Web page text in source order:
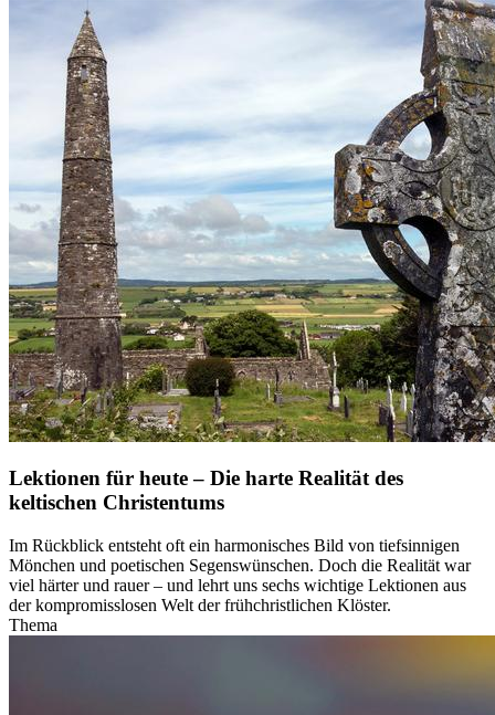
Lektionen für heute – Die harte Realität des
keltischen Christentums
Im Rückblick entsteht oft ein harmonisches Bild von tiefsinnigen
Mönchen und poetischen Segenswünschen. Doch die Realität war
viel härter und rauer – und lehrt uns sechs wichtige Lektionen aus
der kompromisslosen Welt der frühchristlichen Klöster.
Thema